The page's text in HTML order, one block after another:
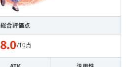
総合評価点
/10点